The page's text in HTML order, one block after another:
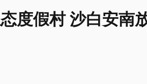
度假村 沙白安南